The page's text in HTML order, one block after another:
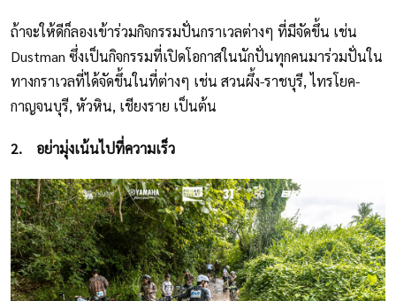
ถ้าจะให้ดีก็ลองเข้าร่วมกิจกรรมปั่นกราเวลต่างๆ ที่มีจัดขึ้น เช่น
Dustman ซึ่งเป็นกิจกรรมที่เปิดโอกาสในนักปั่นทุกคนมาร่วมปั่นใน
ทางกราเวลที่ได้จัดขึ้นในที่ต่างๆ เช่น สวนผึ้ง-ราชบุรี, ไทรโยค-
กาญจนบุรี, หัวหิน, เชียงราย เป็นต้น
2. อย่ามุ่งเน้นไปที่ความเร็ว